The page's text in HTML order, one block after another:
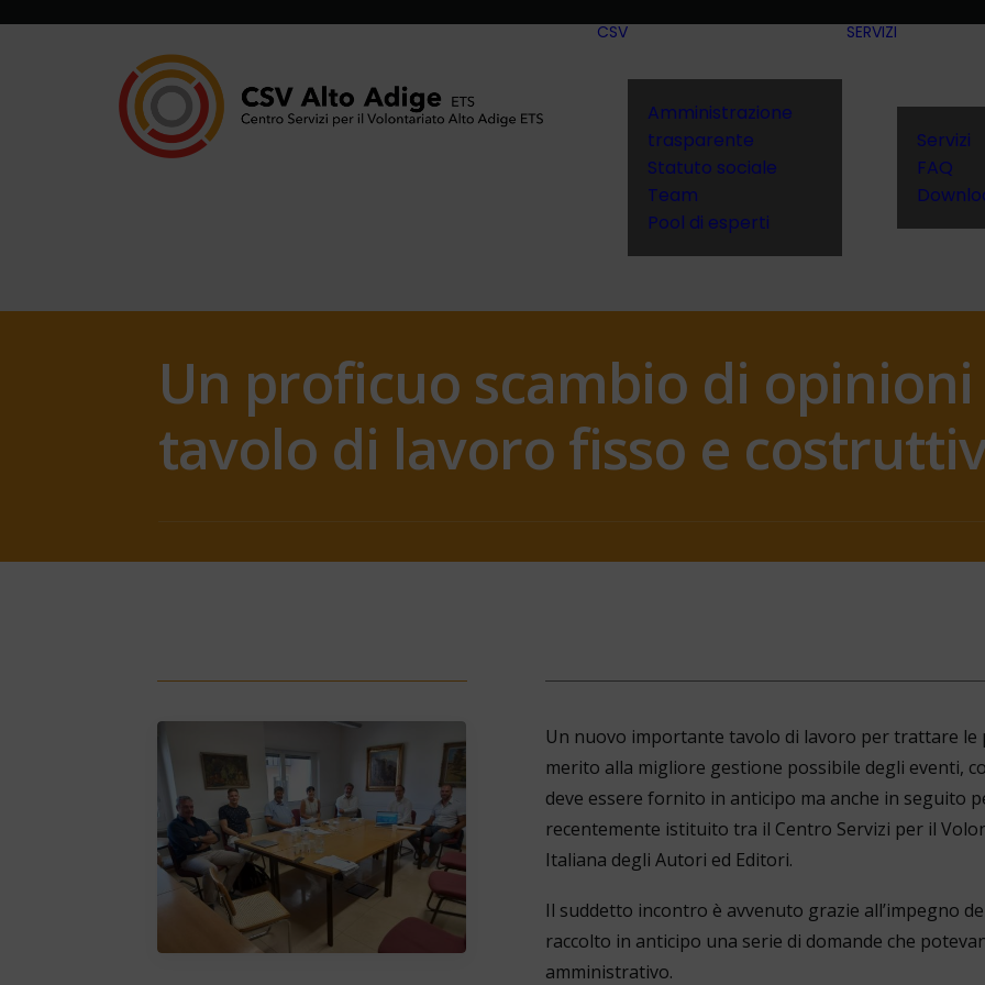
CSV
Amministrazione
trasparente
Statuto sociale
Team
Pool di esperti
SERVIZI
Servizi
FAQ
Un proficuo scambio di
tavolo di lavoro fisso e
Un nuovo importante tavolo di lavoro per trattare le
merito alla migliore gestione possibile degli eventi,
deve essere fornito in anticipo ma anche in seguito
recentemente istituito tra il Centro Servizi per il
Italiana degli Autori ed Editori.
Il suddetto incontro è avvenuto grazie all’impegno
raccolto in anticipo una serie di domande che
amministrativo.